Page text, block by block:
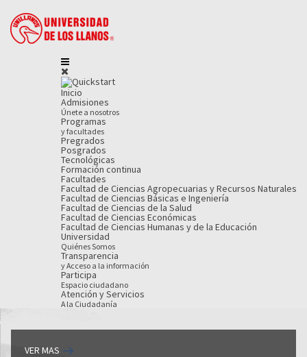
Inicio
Admisiones
Únete a nosotros
Programas
y facultades
Pregrados
Posgrados
Tecnológicas
Formación continua
Facultades
Facultad de Ciencias Agropecuarias y Recursos Naturales
Facultad de Ciencias Básicas e Ingeniería
Facultad de Ciencias de la Salud
Facultad de Ciencias Económicas
Facultad de Ciencias Humanas y de la Educación
Universidad
Quiénes Somos
Transparencia
y Acceso a la información
Participa
Espacio ciudadano
Atención y Servicios
A la Ciudadanía
VER MAS